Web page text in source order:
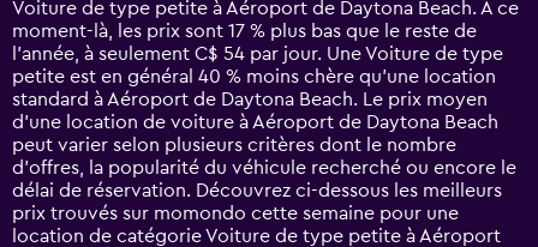
has
1
Y
axis
displaying
values.
Range:
0
to
150.
Voiture de type petite à Aéroport de Daytona Beach. À ce
moment-là, les prix sont 17 % plus bas que le reste de
l’année, à seulement C$ 54 par jour. Une Voiture de type
petite est en général 40 % moins chère qu'une location
standard à Aéroport de Daytona Beach. Le prix moyen
d’une location de voiture à Aéroport de Daytona Beach
peut varier selon plusieurs critères dont le nombre
d’offres, la popularité du véhicule recherché ou encore le
délai de réservation. Découvrez ci-dessous les meilleurs
prix trouvés sur momondo cette semaine pour une
location de catégorie Voiture de type petite à Aéroport